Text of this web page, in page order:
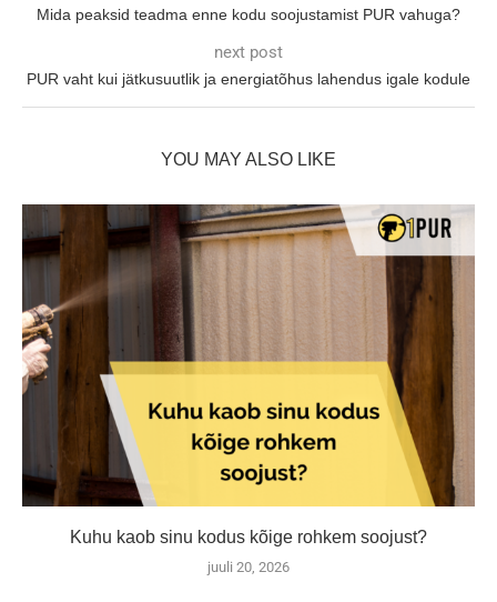
Mida peaksid teadma enne kodu soojustamist PUR vahuga?
next post
PUR vaht kui jätkusuutlik ja energiatõhus lahendus igale kodule
YOU MAY ALSO LIKE
Kuhu kaob sinu kodus kõige rohkem soojust?
juuli 20, 2026